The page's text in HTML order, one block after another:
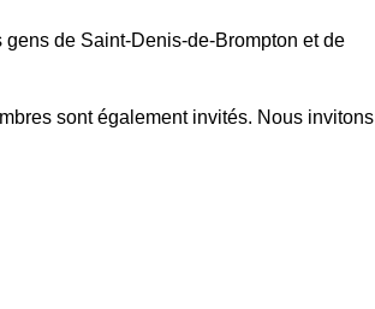
gens de Saint-Denis-de-Brompton et de
sont également invités. Nous invitons